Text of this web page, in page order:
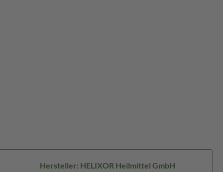
Hersteller: HELIXOR Heilmittel GmbH